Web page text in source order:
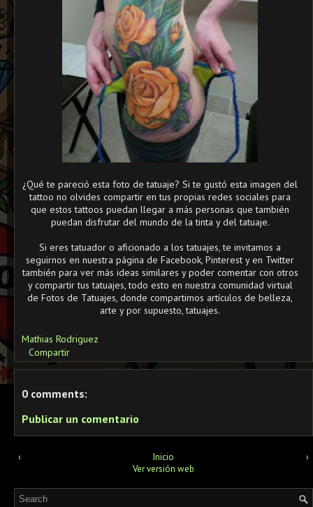
¿Qué te pareció esta foto de tatuaje? Si te gustó esta imagen del
tattoo no olvides compartir en tus propias redes sociales para
que estos tattoos puedan llegar a más personas que también
puedan disfrutar del mundo de la tinta y del tatuaje.
Si eres tatuador o aficionado a los tatuajes, te invitamos a
seguirnos en nuestra página de Facebook, Pinterest y en Twitter
también para ver más ideas similares y poder comentar con otros
y compartir tus tatuajes, todo esto en nuestra comunidad virtual
de Fotos de Tatuajes, donde compartimos artículos de belleza,
arte y por supuesto, tatuajes.
Mathias Rodriguez
Compartir
0 comments:
Publicar un comentario
‹ ›
Inicio
Ver versión web